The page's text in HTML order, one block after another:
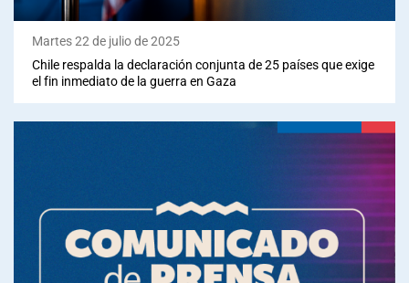
Martes 22 de julio de 2025
Chile respalda la declaración conjunta de 25 países que exige
el fin inmediato de la guerra en Gaza